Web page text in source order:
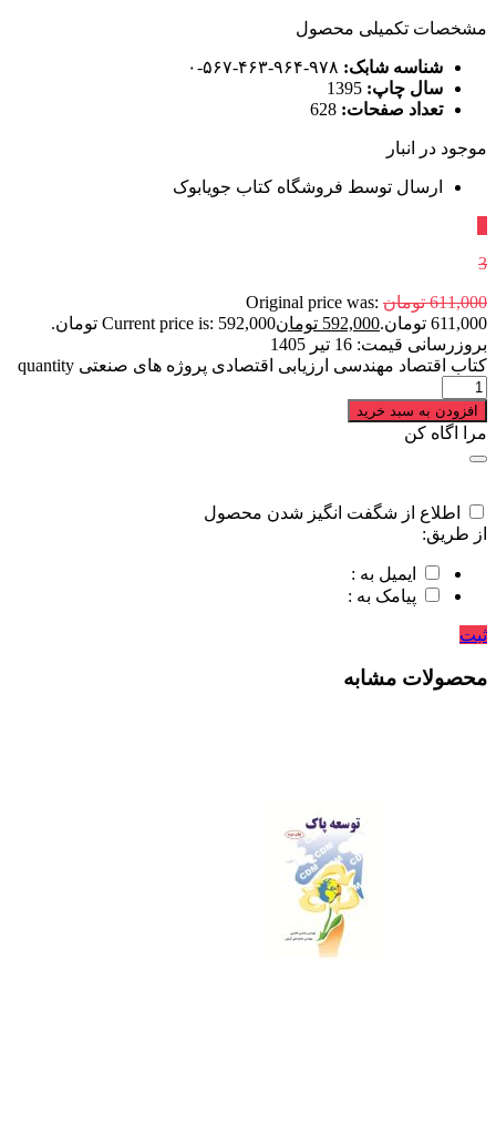
مشخصات تکمیلی محصول
شناسه شابک:
سال چاپ:
تعداد صفحات:
موجود در انبار
ارسال توسط فروشگاه کتاب جویابوک
3
611,000 تومان Original price was:
611,000 تومان.
592,000 تومانCurrent price is: 592,000 تومان.
بروزرسانی قیمت: 16 تیر 1405
کتاب اقتصاد مهندسی ارزیابی اقتصادی پروژه های صنعتی quantity
افزودن به سبد خرید
مرا اگاه کن
اطلاع از شگفت انگیز شدن محصول
از طریق:
ایمیل به :
پیامک به :
ثبت
محصولات مشابه